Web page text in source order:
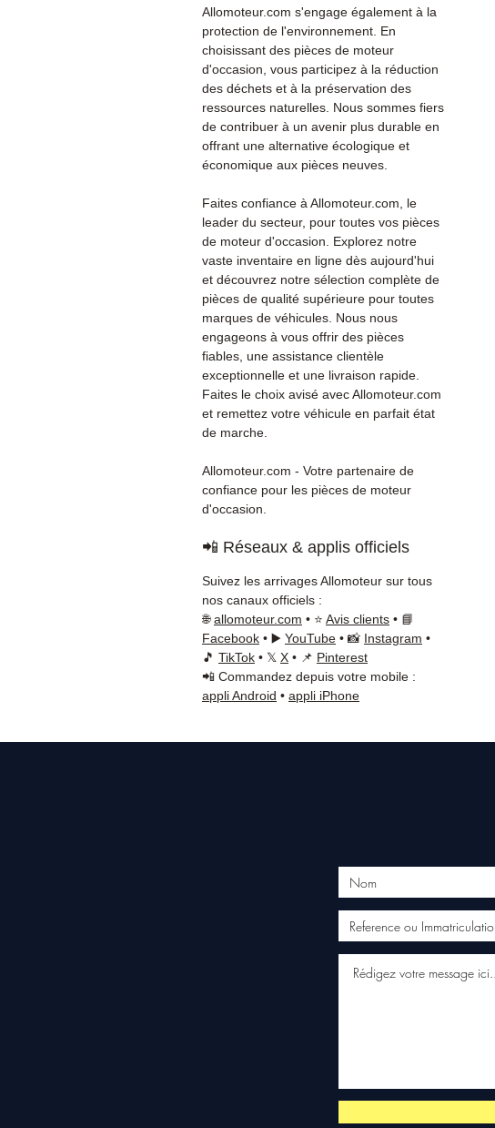
Allomoteur.com s'engage également à la
protection de l'environnement. En
choisissant des pièces de moteur
d'occasion, vous participez à la réduction
des déchets et à la préservation des
ressources naturelles. Nous sommes fiers
de contribuer à un avenir plus durable en
offrant une alternative écologique et
économique aux pièces neuves.
Faites confiance à Allomoteur.com, le
leader du secteur, pour toutes vos pièces
de moteur d'occasion. Explorez notre
vaste inventaire en ligne dès aujourd'hui
et découvrez notre sélection complète de
pièces de qualité supérieure pour toutes
marques de véhicules. Nous nous
engageons à vous offrir des pièces
fiables, une assistance clientèle
exceptionnelle et une livraison rapide.
Faites le choix avisé avec Allomoteur.com
et remettez votre véhicule en parfait état
de marche.
Allomoteur.com - Votre partenaire de
confiance pour les pièces de moteur
d'occasion.
📲 Réseaux & applis officiels
Suivez les arrivages Allomoteur sur tous
nos canaux officiels :
🌐allomoteur.com • ⭐ Avis clients • 📘
Facebook • ▶️ YouTube • 📸 Instagram •
🎵 TikTok • 𝕏 X • 📌 Pinterest
📲 Commandez depuis votre mobile :
appli Android • appli iPhone